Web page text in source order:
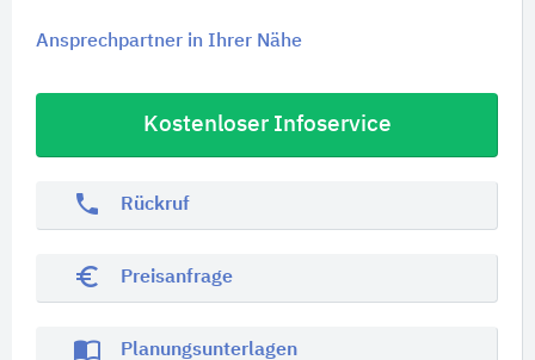
Ansprechpartner in Ihrer Nähe
Kostenloser Infoservice
phone Rückruf
euro_symbol Preisanfrage
import_contacts Planungsunterlagen